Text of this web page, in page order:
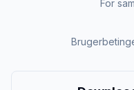
For